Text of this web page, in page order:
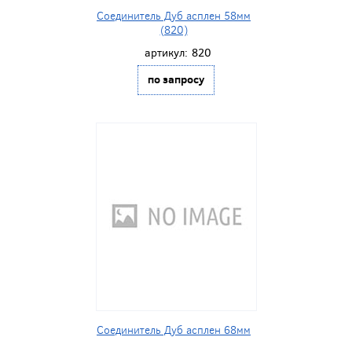
Соединитель Дуб асплен 58мм
(820)
артикул: 820
по запросу
Соединитель Дуб асплен 68мм